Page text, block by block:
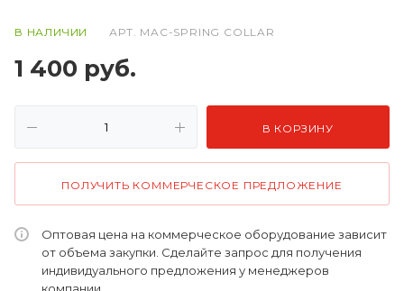
В НАЛИЧИИ АРТ. MAC-SPRING COLLAR
1 400 руб.
В КОРЗИНУ
ПОЛУЧИТЬ КОММЕРЧЕСКОЕ ПРЕДЛОЖЕНИЕ
Оптовая цена на коммерческое оборудование зависит
от объема закупки. Сделайте запрос для получения
индивидуального предложения у менеджеров